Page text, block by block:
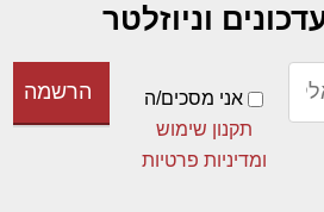
וניוזלטר
אני מסכים/ה
תקנון שימוש
ומדיניות פרטיות